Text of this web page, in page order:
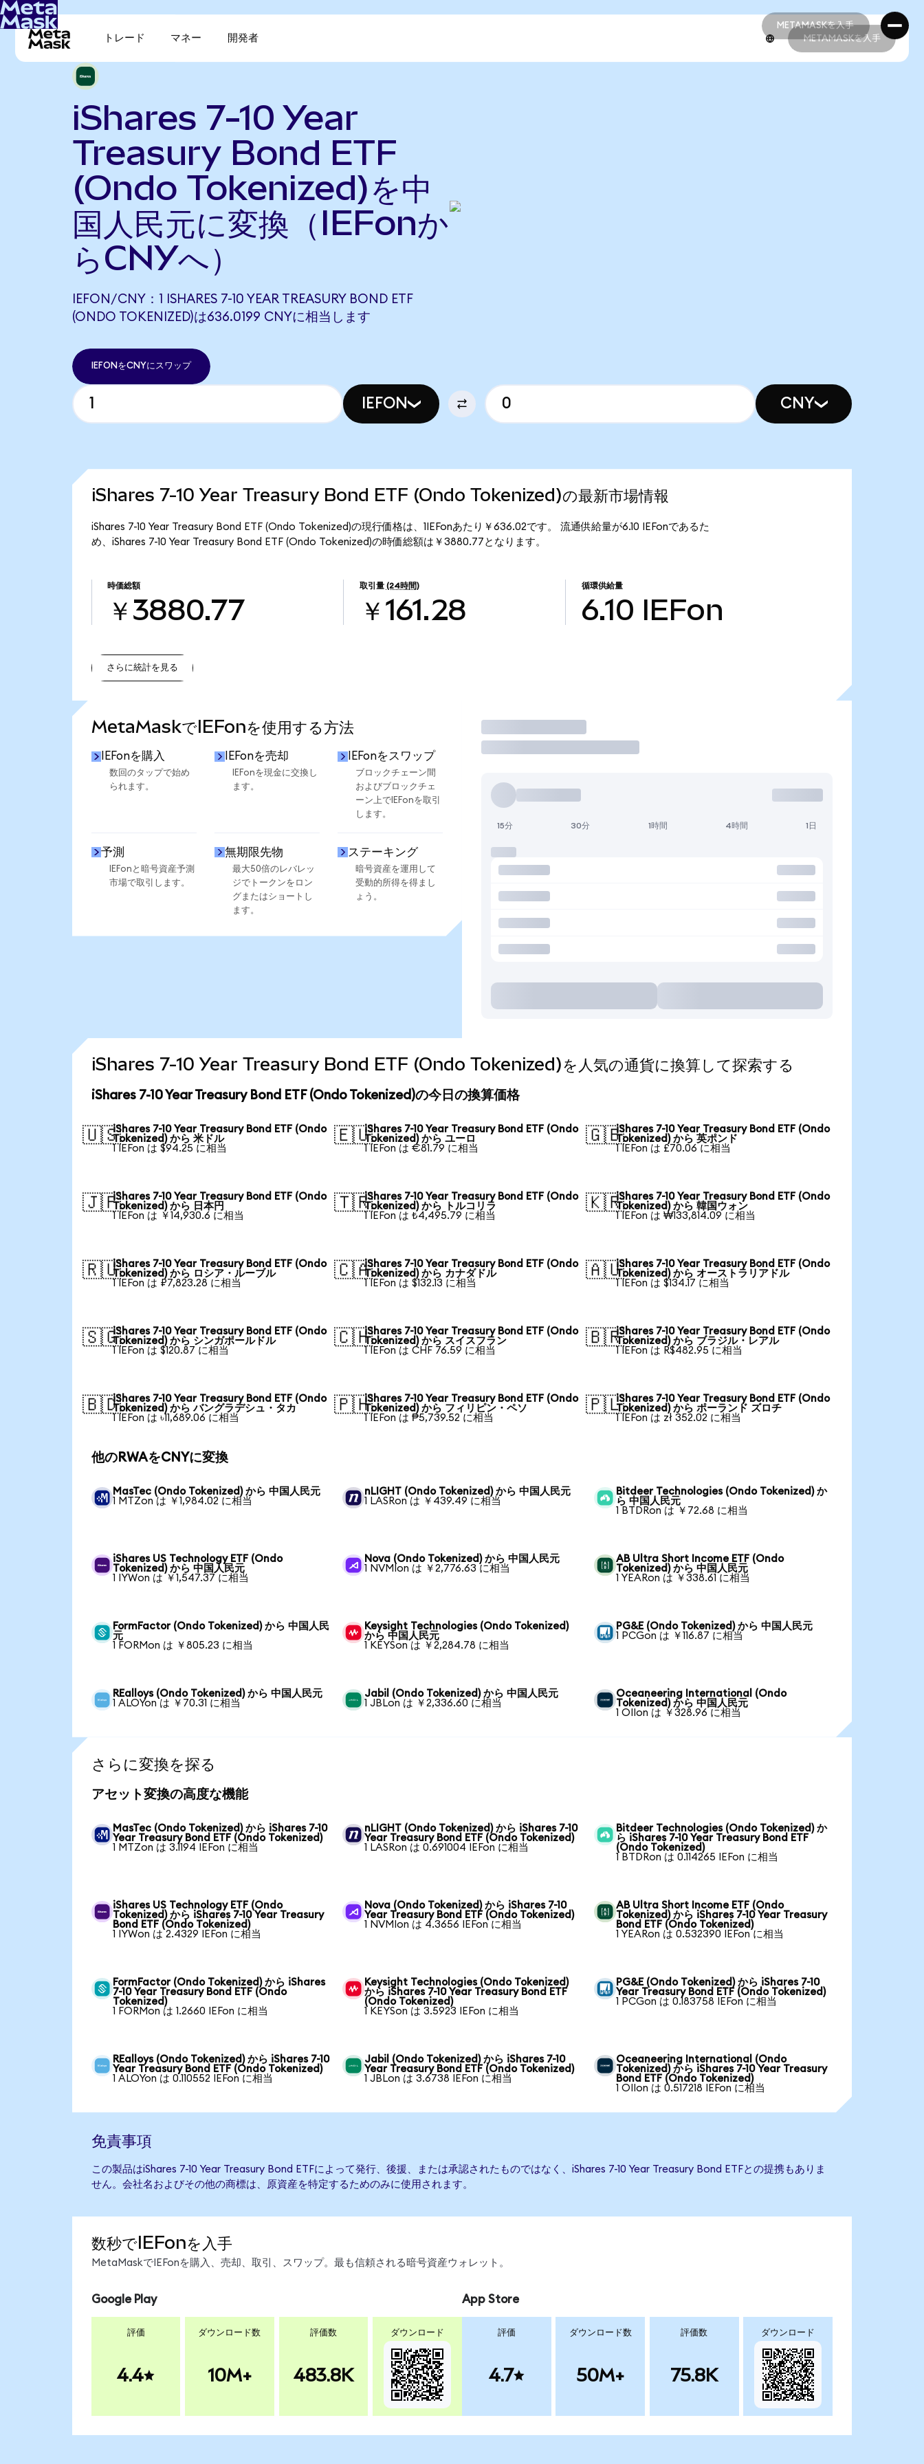
METAMASKを入手
METAMASKを入手
トレード マネー 開発者 METAMASKを入手
iShares 7-10 Year
Treasury Bond ETF
(Ondo Tokenized)を中
国人民元に変換（IEFonか
らCNYへ）
IEFON/CNY：1 ISHARES 7-10 YEAR TREASURY BOND ETF
(ONDO TOKENIZED)は636.0199 CNYに相当します
IEFONをCNYにスワップ
IEFON CNY
iShares 7-10 Year Treasury Bond ETF (Ondo Tokenized)の最新市場情報
iShares 7-10 Year Treasury Bond ETF (Ondo Tokenized)の現行価格は、1IEFonあたり￥636.02です。 流通供給量が6.10 IEFonであるた
め、iShares 7-10 Year Treasury Bond ETF (Ondo Tokenized)の時価総額は￥3880.77となります。
時価総額
￥3880.77
取引量 (24時間)
￥161.28
循環供給量
6.10 IEFon
さらに統計を見る
MetaMaskでIEFonを使用する方法
IEFonを購入
数回のタップで始め
られます。
IEFonを売却
IEFonを現金に交換し
ます。
IEFonをスワップ
ブロックチェーン間
およびブロックチェ
ーン上でIEFonを取引
します。
予測
IEFonと暗号資産予測
市場で取引します。
無期限先物
最大50倍のレバレッ
ジでトークンをロン
グまたはショートし
ます。
ステーキング
暗号資産を運用して
受動的所得を得まし
ょう。
取引
15分 30分 1時間 4時間 1日
iShares 7-10 Year Treasury Bond ETF (Ondo Tokenized)を人気の通貨に換算して探索する
iShares 7-10 Year Treasury Bond ETF (Ondo Tokenized)の今日の換算価格
🇺🇸iShares 7-10 Year Treasury Bond ETF (Ondo
Tokenized) から 米ドル
1 IEFon は $94.25 に相当
🇪🇺iShares 7-10 Year Treasury Bond ETF (Ondo
Tokenized) から ユーロ
1 IEFon は €81.79 に相当
🇬🇧iShares 7-10 Year Treasury Bond ETF (Ondo
Tokenized) から 英ポンド
1 IEFon は £70.06 に相当
🇯🇵iShares 7-10 Year Treasury Bond ETF (Ondo
Tokenized) から 日本円
1 IEFon は ￥14,930.6 に相当
🇹🇷iShares 7-10 Year Treasury Bond ETF (Ondo
Tokenized) から トルコリラ
1 IEFon は ₺4,495.79 に相当
🇰🇷iShares 7-10 Year Treasury Bond ETF (Ondo
Tokenized) から 韓国ウォン
1 IEFon は ₩133,814.09 に相当
🇷🇺iShares 7-10 Year Treasury Bond ETF (Ondo
Tokenized) から ロシア・ルーブル
1 IEFon は ₽7,823.28 に相当
🇨🇦iShares 7-10 Year Treasury Bond ETF (Ondo
Tokenized) から カナダドル
1 IEFon は $132.13 に相当
🇦🇺iShares 7-10 Year Treasury Bond ETF (Ondo
Tokenized) から オーストラリアドル
1 IEFon は $134.17 に相当
🇸🇬iShares 7-10 Year Treasury Bond ETF (Ondo
Tokenized) から シンガポールドル
1 IEFon は $120.87 に相当
🇨🇭iShares 7-10 Year Treasury Bond ETF (Ondo
Tokenized) から スイスフラン
1 IEFon は CHF 76.59 に相当
🇧🇷iShares 7-10 Year Treasury Bond ETF (Ondo
Tokenized) から ブラジル・レアル
1 IEFon は R$482.95 に相当
🇧🇩iShares 7-10 Year Treasury Bond ETF (Ondo
Tokenized) から バングラデシュ・タカ
1 IEFon は ৳11,689.06 に相当
🇵🇭iShares 7-10 Year Treasury Bond ETF (Ondo
Tokenized) から フィリピン・ペソ
1 IEFon は ₱5,739.52 に相当
🇵🇱iShares 7-10 Year Treasury Bond ETF (Ondo
Tokenized) から ポーランド ズロチ
1 IEFon は zł 352.02 に相当
他のRWAをCNYに変換
MasTec (Ondo Tokenized) から 中国人民元
1 MTZon は ￥1,984.02 に相当
nLIGHT (Ondo Tokenized) から 中国人民元
1 LASRon は ￥439.49 に相当
Bitdeer Technologies (Ondo Tokenized) か
ら 中国人民元
1 BTDRon は ￥72.68 に相当
iShares US Technology ETF (Ondo
Tokenized) から 中国人民元
1 IYWon は ￥1,547.37 に相当
Nova (Ondo Tokenized) から 中国人民元
1 NVMIon は ￥2,776.63 に相当
AB Ultra Short Income ETF (Ondo
Tokenized) から 中国人民元
1 YEARon は ￥338.61 に相当
FormFactor (Ondo Tokenized) から 中国人民
元
1 FORMon は ￥805.23 に相当
Keysight Technologies (Ondo Tokenized)
から 中国人民元
1 KEYSon は ￥2,284.78 に相当
PG&E (Ondo Tokenized) から 中国人民元
1 PCGon は ￥116.87 に相当
REalloys (Ondo Tokenized) から 中国人民元
1 ALOYon は ￥70.31 に相当
Jabil (Ondo Tokenized) から 中国人民元
1 JBLon は ￥2,336.60 に相当
Oceaneering International (Ondo
Tokenized) から 中国人民元
1 OIIon は ￥328.96 に相当
さらに変換を探る
アセット変換の高度な機能
MasTec (Ondo Tokenized) から iShares 7-10
Year Treasury Bond ETF (Ondo Tokenized)
1 MTZon は 3.1194 IEFon に相当
nLIGHT (Ondo Tokenized) から iShares 7-10
Year Treasury Bond ETF (Ondo Tokenized)
1 LASRon は 0.691004 IEFon に相当
Bitdeer Technologies (Ondo Tokenized) か
ら iShares 7-10 Year Treasury Bond ETF
(Ondo Tokenized)
1 BTDRon は 0.114265 IEFon に相当
iShares US Technology ETF (Ondo
Tokenized) から iShares 7-10 Year Treasury
Bond ETF (Ondo Tokenized)
1 IYWon は 2.4329 IEFon に相当
Nova (Ondo Tokenized) から iShares 7-10
Year Treasury Bond ETF (Ondo Tokenized)
1 NVMIon は 4.3656 IEFon に相当
AB Ultra Short Income ETF (Ondo
Tokenized) から iShares 7-10 Year Treasury
Bond ETF (Ondo Tokenized)
1 YEARon は 0.532390 IEFon に相当
FormFactor (Ondo Tokenized) から iShares
7-10 Year Treasury Bond ETF (Ondo
Tokenized)
1 FORMon は 1.2660 IEFon に相当
Keysight Technologies (Ondo Tokenized)
から iShares 7-10 Year Treasury Bond ETF
(Ondo Tokenized)
1 KEYSon は 3.5923 IEFon に相当
PG&E (Ondo Tokenized) から iShares 7-10
Year Treasury Bond ETF (Ondo Tokenized)
1 PCGon は 0.183758 IEFon に相当
REalloys (Ondo Tokenized) から iShares 7-10
Year Treasury Bond ETF (Ondo Tokenized)
1 ALOYon は 0.110552 IEFon に相当
Jabil (Ondo Tokenized) から iShares 7-10
Year Treasury Bond ETF (Ondo Tokenized)
1 JBLon は 3.6738 IEFon に相当
Oceaneering International (Ondo
Tokenized) から iShares 7-10 Year Treasury
Bond ETF (Ondo Tokenized)
1 OIIon は 0.517218 IEFon に相当
免責事項
この製品はiShares 7-10 Year Treasury Bond ETFによって発行、後援、または承認されたものではなく、iShares 7-10 Year Treasury Bond ETFとの提携もありま
せん。会社名およびその他の商標は、原資産を特定するためのみに使用されます。
数秒でIEFonを入手
MetaMaskでIEFonを購入、売却、取引、スワップ。最も信頼される暗号資産ウォレット。
Google Play
評価
4.4
ダウンロード数
10M+
評価数
483.8K
ダウンロード
App Store
評価
4.7
ダウンロード数
50M+
評価数
75.8K
ダウンロード